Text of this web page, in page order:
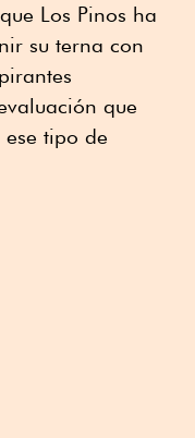
Los Pinos ha
su terna con
que
tipo de